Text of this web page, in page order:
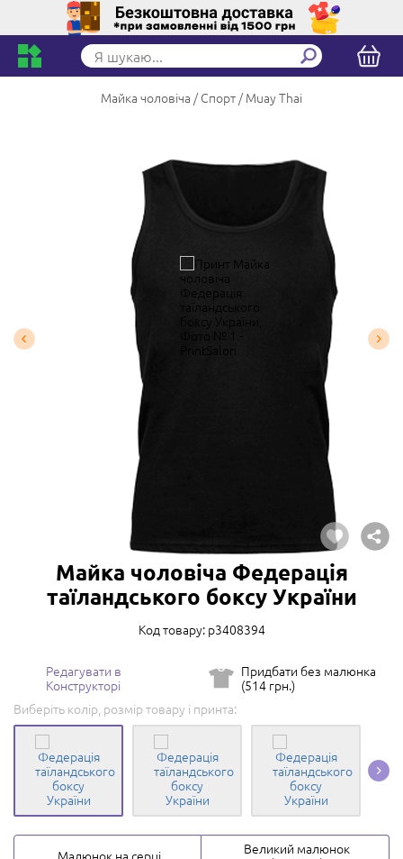
Майка чоловіча Спорт Muay Thai
Майка чоловіча Федерація
таїландського боксу України
Код товару: p3408394
Редагувати в
Конструкторі
Придбати без малюнка
(514 грн.)
Виберіть колір, розмір товару і принта:
Малюнок на серці
Великий малюнок